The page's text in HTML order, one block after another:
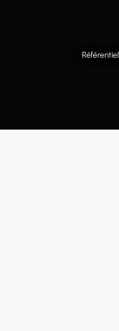
Référentiel